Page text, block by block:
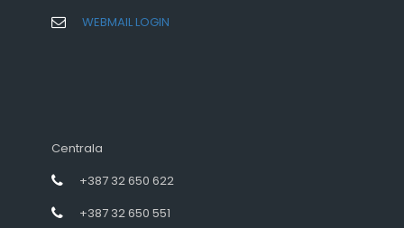
WEBMAIL LOGIN
Centrala
+387 32 650 622
+387 32 650 551